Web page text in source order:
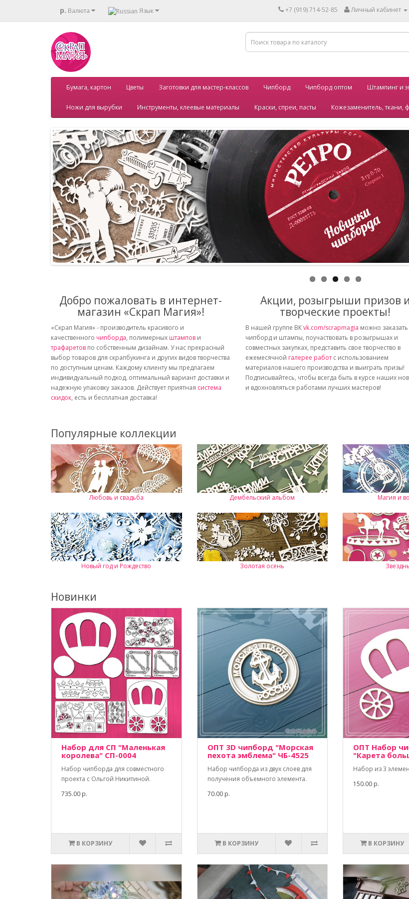
р. Валюта Язык +7 (919) 714-52-85 Личный кабинет
Бумага, картон Цветы Заготовки для мастер-классов Чипборд Чипборд оптом Штампинг и
Ножи для вырубки Инструменты, клеевые материалы Краски, спреи, пасты Кожезаменитель, ткани,
Добро пожаловать в интернет-
магазин «Скрап Магия»!
«Скрап Магия» - производитель красивого и
качественного чипборда, полимерных штампов и
трафаретов по собственным дизайнам. У нас прекрасный
выбор товаров для скрапбукинга и других видов творчества
по доступным ценам. Каждому клиенту мы предлагаем
индивидуальный подход, оптимальный вариант доставки и
надежную упаковку заказов. Действует приятная система
скидок, есть и бесплатная доставка!
Акции, розыгрыши призов и
творческие проекты!
В нашей группе ВКvk.com/scrapmagia можно заказать
чипборд и штампы, поучаствовать в розыгрышах и
совместных закупках, представить свое творчество в
ежемесячной галерее работ с использованием
материалов нашего производства и выиграть призы!
Подписывайтесь, чтобы всегда быть в курсе наших
и вдохновляться работами лучших мастеров!
Популярные коллекции
Любовь и свадьба Дембельский альбом Магия и
Новый год и Рождество Золотая осень
Новинки
Набор для СП "Маленькая
королева" СП-0004
Набор чипборда для совместного
проекта с Ольгой Никитиной.
735.00 р.
В КОРЗИНУ
ОПТ 3D чипборд "Морская
пехота эмблема" ЧБ-4525
Набор чипборда из двух слоев для
получения объемного элемента.
70.00 р.
В КОРЗИНУ
ОПТ Набор
"Карета
Набор из 3
150.00 р.
В КОРЗИНУ